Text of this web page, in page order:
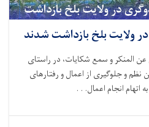
ولایت بلخ بازداشت شدند
عن المنکر و سمع شکایات، در راستای
و جلوگیری از اعمال و رفتارهای
اتهام انجام اعمال. . .